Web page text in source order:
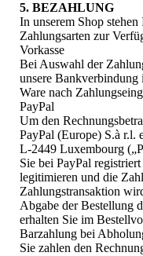
5. BEZAHLUNG
In unserem Shop
Zahlungsarten zur
Vorkasse
Bei Auswahl der
unsere
Ware nach
PayPal
Um den
PayPal (Europe) S.à
L-2449 Luxembourg
Sie bei PayPal
legitimieren und die
Zahlungstransaktion
Abgabe der Bestellung
erhalten Sie im
Barzahlung bei
Sie zahlen den